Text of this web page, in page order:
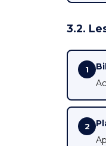
3.2.
1
2